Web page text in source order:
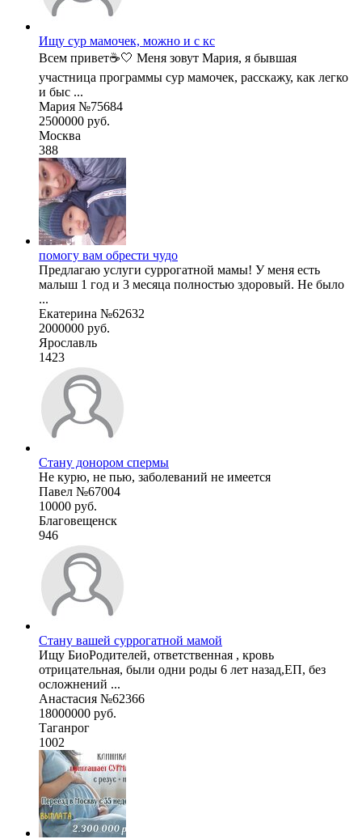
Ищу сур мамочек, можно и с кс
Всем привет☕️🤍 Меня зовут Мария, я бывшая
участница программы сур мамочек, расскажу, как легко
и быс ...
Мария №75684
2500000 руб.
Москва
388
помогу вам обрести чудо
Предлагаю услуги суррогатной мамы! У меня есть
малыш 1 год и 3 месяца полностью здоровый. Не было
...
Екатерина №62632
2000000 руб.
Ярославль
1423
Стану донором спермы
Не курю, не пью, заболеваний не имеется
Павел №67004
10000 руб.
Благовещенск
946
Стану вашей суррогатной мамой
Ищу БиоРодителей, ответственная , кровь
отрицательная, были одни роды 6 лет назад,ЕП, без
осложнений ...
Анастасия №62366
18000000 руб.
Таганрог
1002